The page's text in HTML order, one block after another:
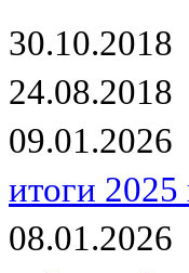
30.10.2018
24.08.2018
09.01.2026
итоги 2025
08.01.2026